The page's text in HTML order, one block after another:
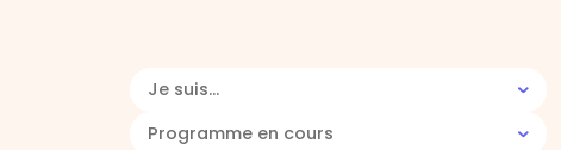
Je suis...
Programme en cours